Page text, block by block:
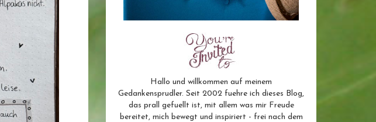
Hallo und willkommen auf meinem
Gedankensprudler. Seit 2002 fuehre ich dieses Blog,
das prall gefuellt ist, mit allem was mir Freude
bereitet, mich bewegt und inspiriert - frei nach dem